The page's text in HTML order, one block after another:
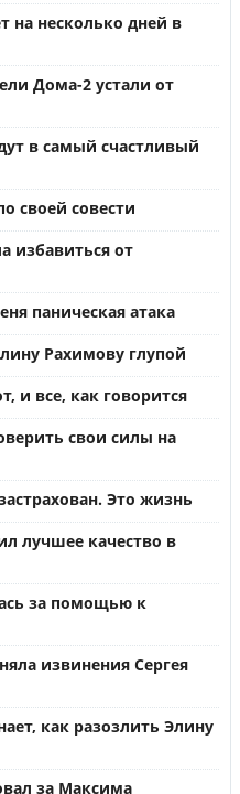
на несколько дней в
Дома-2 устали от
в самый счастливый
своей совести
избавиться от
паническая атака
Рахимову глупой
и все, как говорится
свои силы на
Это жизнь
лучшее качество в
за помощью к
извинения Сергея
как разозлить Элину
за Максима